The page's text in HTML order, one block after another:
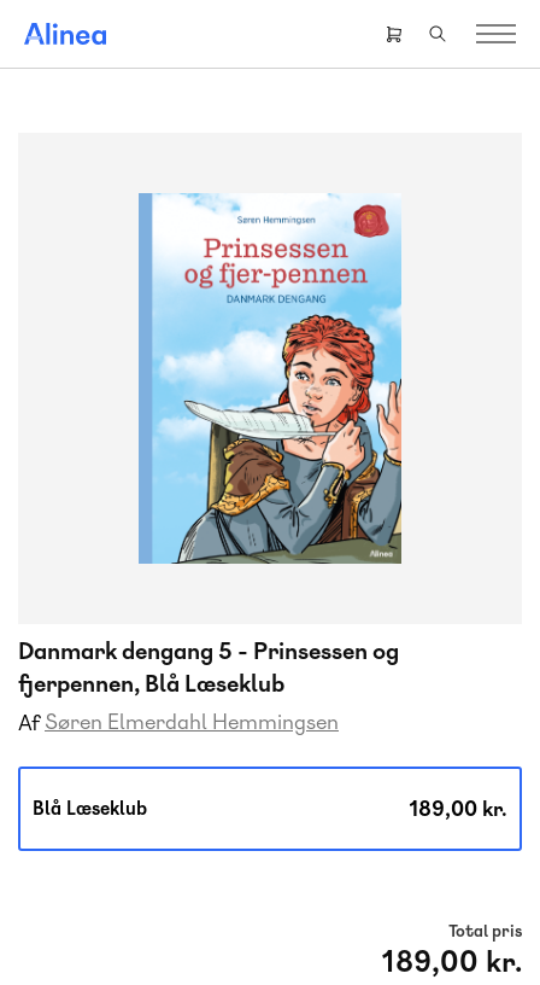
hovedindhold
Header
right
Danmark dengang 5 - Prinsessen og
fjerpennen, Blå Læseklub
Af Søren Elmerdahl Hemmingsen
Blå Læseklub 189,00 kr.
Total pris
189,00 kr.